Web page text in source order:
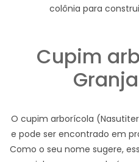
colônia para
Cupim
O cupim arborícola
e pode ser encontrado em
Como o seu nome sugere,